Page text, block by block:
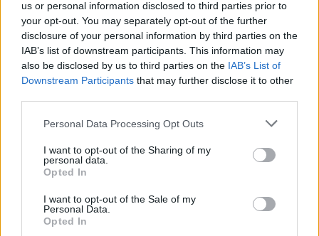
us or personal information disclosed to third parties prior to
your opt-out. You may separately opt-out of the further
disclosure of your personal information by third parties on the
IAB’s list of downstream participants. This information may
also be disclosed by us to third parties on the IAB’s List of
Downstream Participants that may further disclose it to other
Personal Data Processing Opt Outs
I want to opt-out of the Sharing of my
personal data.
Opted In
I want to opt-out of the Sale of my
Personal Data.
Opted In
1994